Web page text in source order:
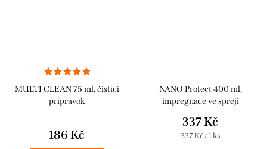
MULTI CLEAN 75 ml, čistící
prípravok
186 Kč
NANO Protect 400 ml,
impregnace ve spreji
337 Kč
Měrná
cena:
337 Kč / 1 ks